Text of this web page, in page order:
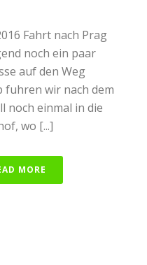
Fahrt nach Prag
noch ein paar
auf den Weg
fuhren wir nach dem
noch einmal in die
wo [...]
MORE